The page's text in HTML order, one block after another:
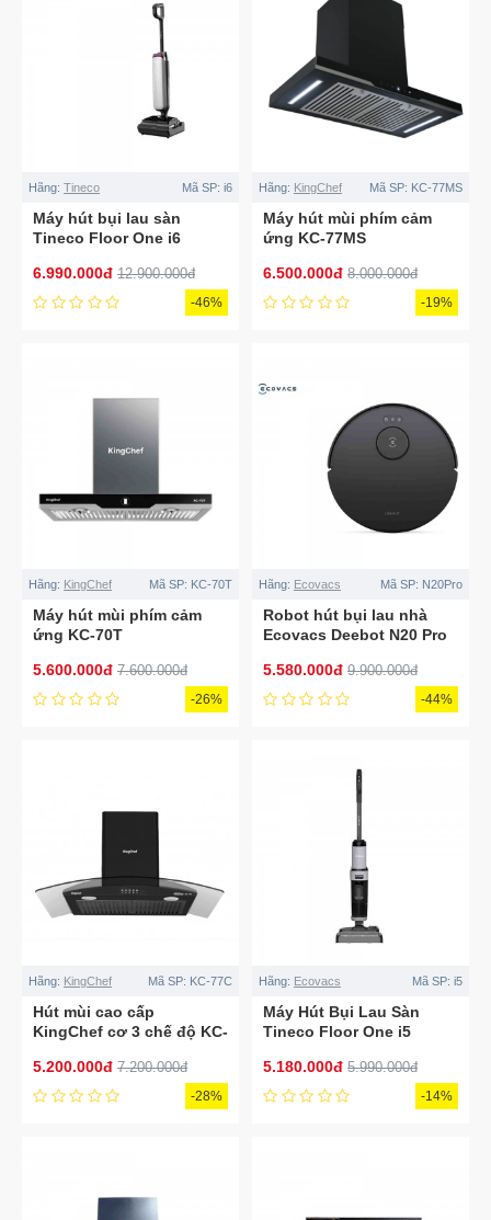
Hãng: Tineco Mã SP: i6
Máy hút bụi lau sàn
Tineco Floor One i6
6.990.000đ 12.900.000đ
-46%
Hãng: KingChef Mã SP: KC-77MS
Máy hút mùi phím cảm
ứng KC-77MS
6.500.000đ 8.000.000đ
-19%
Hãng: KingChef Mã SP: KC-70T
Máy hút mùi phím cảm
ứng KC-70T
5.600.000đ 7.600.000đ
-26%
Hãng: Ecovacs Mã SP: N20Pro
Robot hút bụi lau nhà
Ecovacs Deebot N20 Pro
5.580.000đ 9.900.000đ
-44%
Hãng: KingChef Mã SP: KC-77C
Hút mùi cao cấp
KingChef cơ 3 chế độ KC-
5.200.000đ 7.200.000đ
-28%
Hãng: Ecovacs Mã SP: i5
Máy Hút Bụi Lau Sàn
Tineco Floor One i5
5.180.000đ 5.990.000đ
-14%